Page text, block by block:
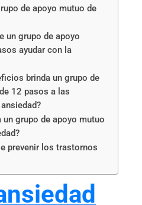
de apoyo mutuo de
un grupo de apoyo
ayudar con la
brinda un grupo de
12 pasos a las
un grupo de apoyo mutuo
prevenir los trastornos